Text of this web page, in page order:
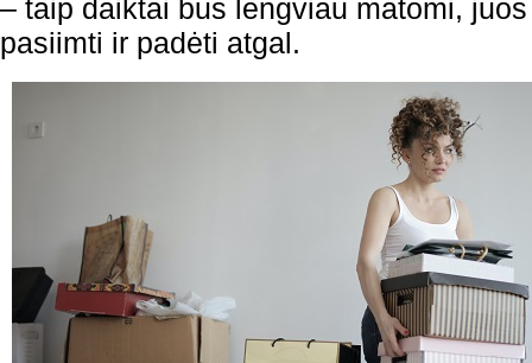
– taip daiktai bus lengviau matomi,
pasiimti ir padėti atgal.